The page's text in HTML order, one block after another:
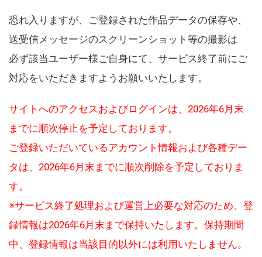
恐れ入りますが、ご登録された作品データの保存や、
送受信メッセージのスクリーンショット等の撮影は
必ず該当ユーザー様ご自身にて、サービス終了前にご
対応をいただきますようお願いいたします。
サイトへのアクセスおよびログインは、2026年6月末
までに順次停止を予定しております。
ご登録いただいているアカウント情報および各種デー
タは、2026年6月末までに順次削除を予定しておりま
す。
※サービス終了処理および運営上必要な対応のため、登
録情報は2026年6月末まで保持いたします。保持期間
中、登録情報は当該目的以外には利用いたしません。